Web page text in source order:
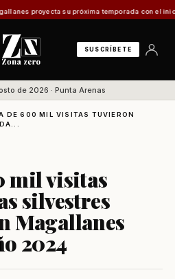
proyecta su próxima temporada con el inicio de
SUSCRÍBETE
de 2026 · Punta Arenas
DE 600 MIL VISITAS TUVIERON
mil visitas
silvestres
Magallanes
2024